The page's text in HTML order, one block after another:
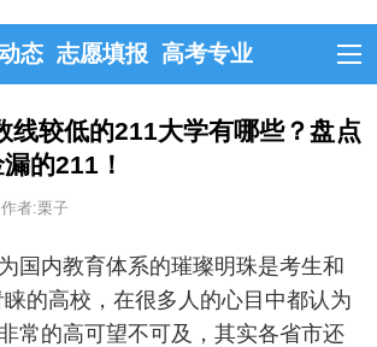
态 志愿填报 高考专业
线较低的211大学有哪些？盘点
的211！
作者:栗子
国内教育体系的璀璨明珠是考生和
的高校，在很多人的心目中都认为
常的高可望不可及，其实各省市还